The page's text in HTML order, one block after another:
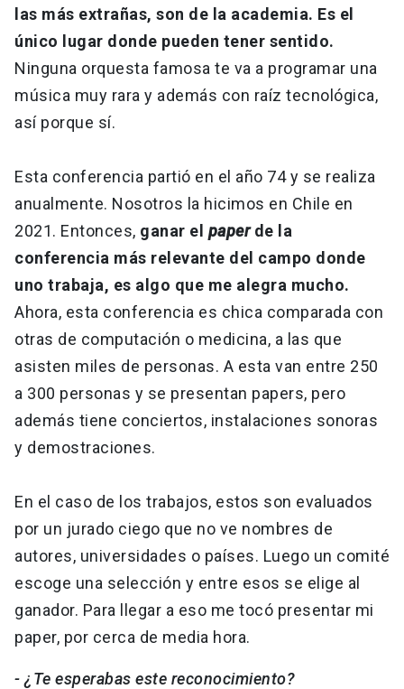
las más extrañas, son de la academia. Es el
único lugar donde pueden tener sentido.
Ninguna orquesta famosa te va a programar una
música muy rara y además con raíz tecnológica,
así porque sí.
Esta conferencia partió en el año 74 y se realiza
anualmente. Nosotros la hicimos en Chile en
2021. Entonces, ganar el paperde la
conferencia más relevante del campo donde
uno trabaja, es algo que me alegra mucho.
Ahora, esta conferencia es chica comparada con
otras de computación o medicina, a las que
asisten miles de personas. A esta van entre 250
a 300 personas y se presentan papers, pero
además tiene conciertos, instalaciones sonoras
y demostraciones.
En el caso de los trabajos, estos son evaluados
por un jurado ciego que no ve nombres de
autores, universidades o países. Luego un comité
escoge una selección y entre esos se elige al
ganador. Para llegar a eso me tocó presentar mi
paper, por cerca de media hora.
- ¿Te esperabas este reconocimiento?